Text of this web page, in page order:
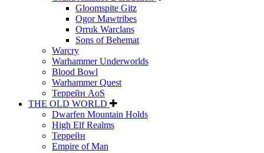
Gloomspite Gitz
Ogor Mawtribes
Orruk Warclans
Sons of Behemat
Warcry
Warhammer Underworlds
Blood Bowl
Warhammer Quest
Террейн AoS
THE OLD WORLD
Dwarfen Mountain Holds
High Elf Realms
Террейн
Empire of Man